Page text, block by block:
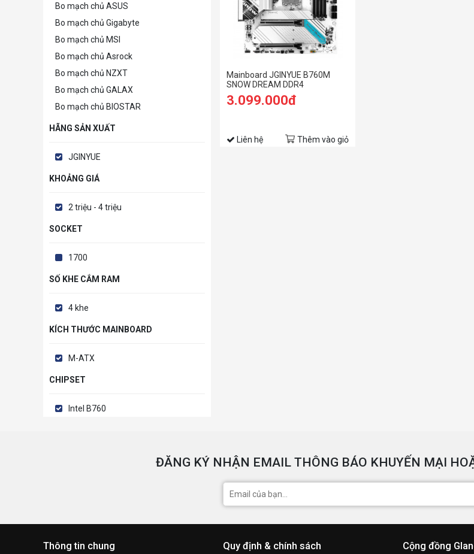
Bo mạch chủ ASUS
Bo mạch chủ Gigabyte
Bo mạch chủ MSI
Bo mạch chủ Asrock
Bo mạch chủ NZXT
Bo mạch chủ GALAX
Bo mạch chủ BIOSTAR
HÃNG SẢN XUẤT
JGINYUE
KHOẢNG GIÁ
2 triệu - 4 triệu
SOCKET
1700
SỐ KHE CẮM RAM
4 khe
KÍCH THƯỚC MAINBOARD
M-ATX
CHIPSET
Intel B760
Mainboard JGINYUE B760M
SNOW DREAM DDR4
3.099.000đ
Liên hệ Thêm vào giỏ
ĐĂNG KÝ NHẬN EMAIL THÔNG BÁO KHUYẾN MẠI
Thông tin chung Quy định & chính sách Cộng đồng